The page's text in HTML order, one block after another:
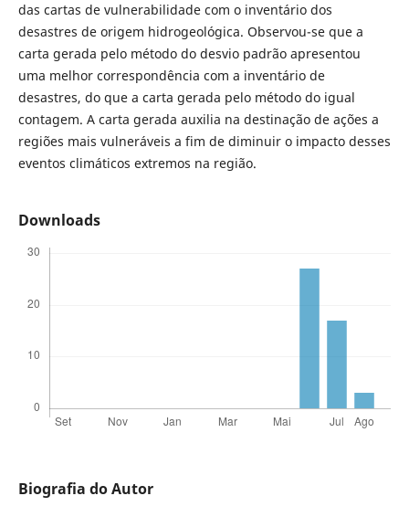
das cartas de vulnerabilidade com o inventário dos
desastres de origem hidrogeológica. Observou-se que a
carta gerada pelo método do desvio padrão apresentou
uma melhor correspondência com a inventário de
desastres, do que a carta gerada pelo método do igual
contagem. A carta gerada auxilia na destinação de ações a
regiões mais vulneráveis a fim de diminuir o impacto desses
eventos climáticos extremos na região.
Downloads
Biografia do Autor